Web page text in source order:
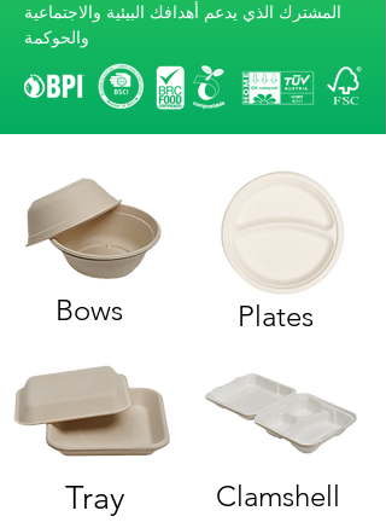
المشترك الذي يدعم أهدافك البيئية والاجتماعية
والحوكمة
Bows Plates
Tray Clamshell